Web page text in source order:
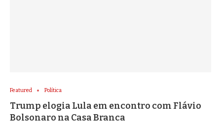
Featured Política
Trump elogia Lula em encontro com Flávio
Bolsonaro na Casa Branca